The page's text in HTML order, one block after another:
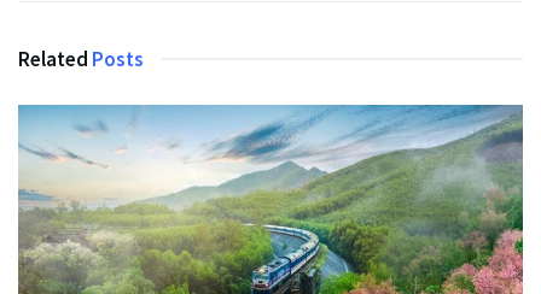
Related Posts